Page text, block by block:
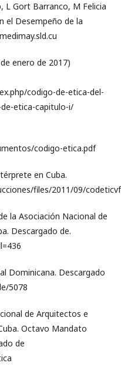
L Gort Barranco, M Felicia
el Desempeño de la
enero de 2017)
codigo-de-etica-del-
etica-capitulo-i/
codigo-etica.pdf
en Cuba.
files/2011/09/
la Asociación Nacional de
Descargado de.
Dominicana. Descargado
5078
de Arquitectos e
Octavo Mandato
de